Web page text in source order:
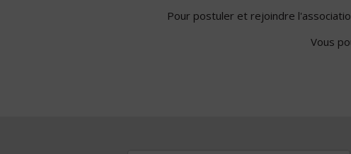
Pour postuler et rejoindre
Vous